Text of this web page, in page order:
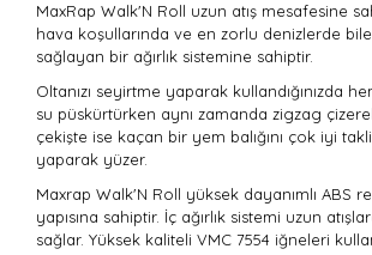
MaxRap Walk'N Roll uzun atış mesafesine
hava koşullarında ve en zorlu denizlerde bile
sağlayan bir ağırlık sistemine sahiptir.
Oltanızı seyirtme yaparak kullandığınızda
su püskürtürken aynı zamanda zigzag
çekişte ise kaçan bir yem balığını çok iyi
yaparak yüzer.
Maxrap Walk'N Roll yüksek dayanımlı ABS
yapısına sahiptir. İç ağırlık sistemi uzun
sağlar. Yüksek kaliteli VMC 7554 iğneleri